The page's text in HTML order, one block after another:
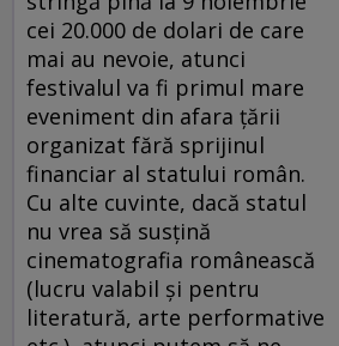
cei 20.000 de dolari de care
mai au nevoie, atunci
festivalul va fi primul mare
eveniment din afara ţării
organizat fără sprijinul
financiar al statului român.
Cu alte cuvinte, dacă statul
nu vrea să susţină
cinematografia românească
(lucru valabil şi pentru
literatură, arte performative